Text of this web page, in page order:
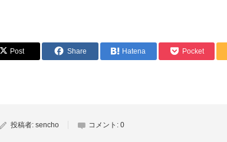
Post Share Hatena Pocket
投稿者: sencho コメント: 0